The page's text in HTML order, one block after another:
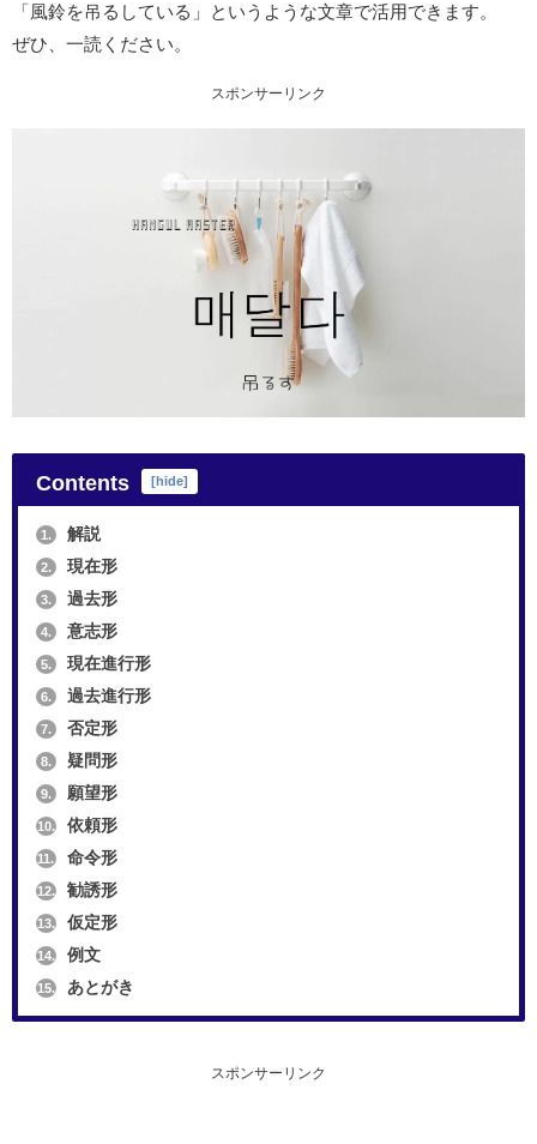
「風鈴を吊るしている」というような文章で活用できます。
ぜひ、一読ください。
スポンサーリンク
Contents [hide]
1. 解説
2. 現在形
3. 過去形
4. 意志形
5. 現在進行形
6. 過去進行形
7. 否定形
8. 疑問形
9. 願望形
10. 依頼形
11. 命令形
12. 勧誘形
13. 仮定形
14. 例文
15. あとがき
スポンサーリンク